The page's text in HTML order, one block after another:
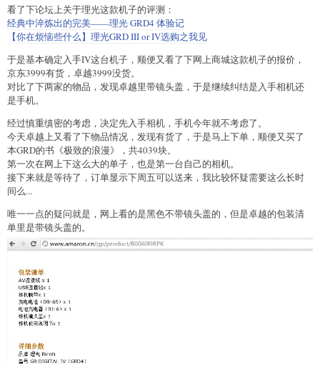
看了下论坛上关于理光这款机子的评测：
经典中淬炼出的完美——理光 GRD4 体验记
【你在烦恼些什么】理光GRD III or IV选购之我见
于是基本确定入手IV这台机子，顺便又看了下网上商城这款机子的报价，
京东3999有货，卓越3999没货。
对比了下两家的物品，发现卓越里带镜头盖，于是继续纠结是入手相机还
是手机。
经过慎重缜密的考虑，决定先入手相机，手机今年就不考虑了。
今天卓越上又看了下物品情况，发现有货了，于是马上下单，顺便又买了
本GRD的书《极致的浪漫》，共4039块。
第一次在网上下这么大的单子，也是第一台自己的相机。
接下来就是等待了，订单显示下周五可以送来，我比较怀疑需要这么长时
间么...
唯一一点的疑问就是，网上看的是黑色不带镜头盖的，但是卓越的包装清
单里是带镜头盖的。